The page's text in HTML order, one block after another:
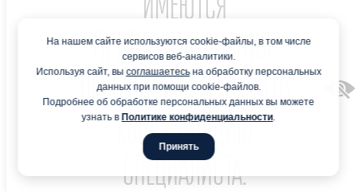
или фармацевтическим работником и берёте на себя
ответственность за последствия, вызванные возможным
нарушением указанного ограничения.
Являетесь ли Вы специалистом здравоохранения?
Нет
ПРОТИВОПОКАЗАНИЯ.
НЕОБХОДИМО ПОЛУЧИТЬ
КОНСУЛЬТАЦИЮ
СПЕЦИАЛИСТА.
На нашем сайте используются cookie-файлы, в том числе
сервисов веб-аналитики.
Используя сайт, вы соглашаетесьна обработку персональных
данных при помощи cookie-файлов.
Подробнее об обработке персональных данных вы можете
узнать в Политике конфиденциальности.
Принять